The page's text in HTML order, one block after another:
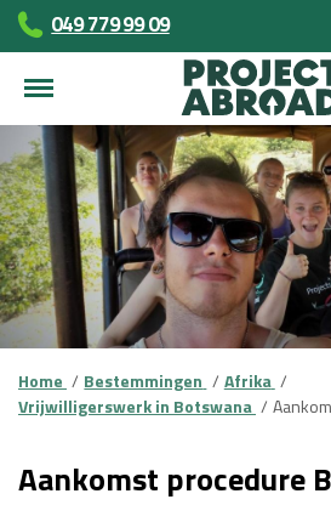
049 779 99 09
Home Bestemmingen
Afrika
Vrijwilligerswerk in Botswana
Aankomst procedure